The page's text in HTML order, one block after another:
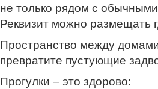
не только рядом с
Реквизит можно размещать
Пространство между
превратите пустующие
Прогулки – это здорово: